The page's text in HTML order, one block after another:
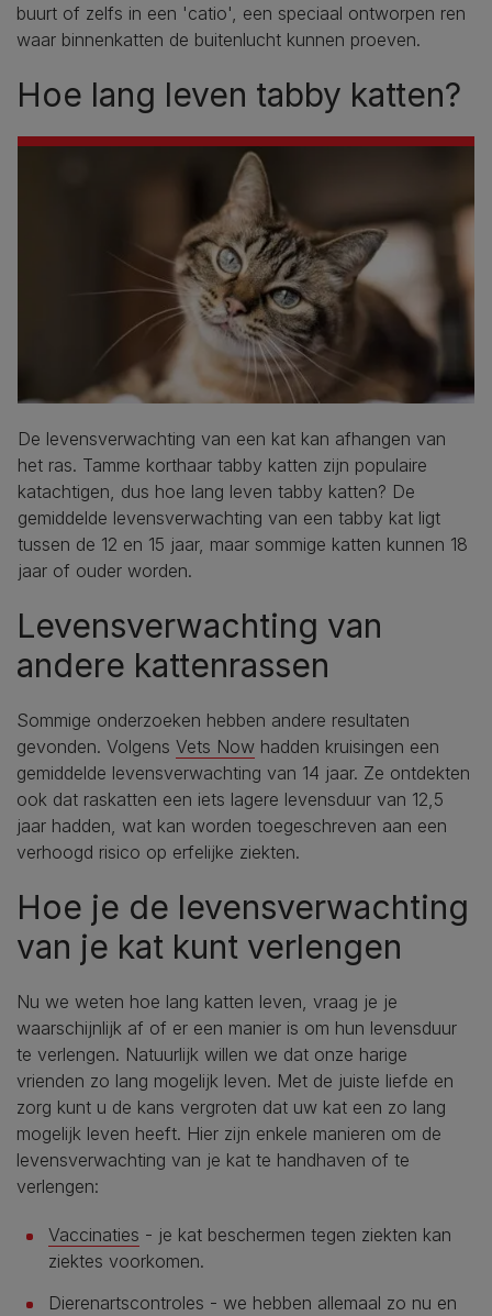
buurt of zelfs in een 'catio', een speciaal ontworpen ren
waar binnenkatten de buitenlucht kunnen proeven.
Hoe lang leven tabby katten?
De levensverwachting van een kat kan afhangen van
het ras. Tamme korthaar tabby katten zijn populaire
katachtigen, dus hoe lang leven tabby katten? De
gemiddelde levensverwachting van een tabby kat ligt
tussen de 12 en 15 jaar, maar sommige katten kunnen 18
jaar of ouder worden.
Levensverwachting van
andere kattenrassen
Sommige onderzoeken hebben andere resultaten
gevonden. Volgens Vets Now hadden kruisingen een
gemiddelde levensverwachting van 14 jaar. Ze ontdekten
ook dat raskatten een iets lagere levensduur van 12,5
jaar hadden, wat kan worden toegeschreven aan een
verhoogd risico op erfelijke ziekten.
Hoe je de levensverwachting
van je kat kunt verlengen
Nu we weten hoe lang katten leven, vraag je je
waarschijnlijk af of er een manier is om hun levensduur
te verlengen. Natuurlijk willen we dat onze harige
vrienden zo lang mogelijk leven. Met de juiste liefde en
zorg kunt u de kans vergroten dat uw kat een zo lang
mogelijk leven heeft. Hier zijn enkele manieren om de
levensverwachting van je kat te handhaven of te
verlengen:
Vaccinaties - je kat beschermen tegen ziekten kan
ziektes voorkomen.
Dierenartscontroles - we hebben allemaal zo nu en